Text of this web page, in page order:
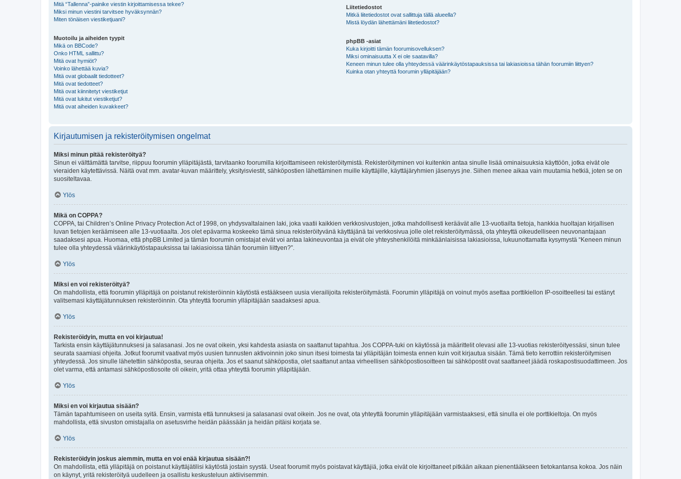
Mitä “Tallenna”-painike viestin kirjoittamisessa tekee?
Miksi minun viestini tarvitsee hyväksynnän?
Miten tönäisen viestiketjuani?
Muotoilu ja aiheiden tyypit
Mikä on BBCode?
Onko HTML sallittu?
Mitä ovat hymiöt?
Voinko lähettää kuvia?
Mitä ovat globaalit tiedotteet?
Mitä ovat tiedotteet?
Mitä ovat kiinnitetyt viestiketjut
Mitä ovat lukitut viestiketjut?
Mitä ovat aiheiden kuvakkeet?
Liitetiedostot
Mitkä liitetiedostot ovat sallittuja tällä alueella?
Mistä löydän lähettämäni liitetiedostot?
phpBB -asiat
Kuka kirjoitti tämän foorumisovelluksen?
Miksi ominaisuutta X ei ole saatavilla?
Keneen minun tulee olla yhteydessä väärinkäytöstapauksissa tai lakiasioissa tähän foorumiin liittyen?
Kuinka otan yhteyttä foorumin ylläpitäjään?
Kirjautumisen ja rekisteröitymisen ongelmat
Miksi minun pitää rekisteröityä?
Sinun ei välttämättä tarvitse, riippuu foorumin ylläpitäjästä, tarvitaanko foorumilla kirjoittamiseen rekisteröitymistä. Rekisteröityminen voi kuitenkin antaa sinulle lisää ominaisuuksia käyttöön, jotka eivät ole
vieraiden käytettävissä. Näitä ovat mm. avatar-kuvan määrittely, yksityisviestit, sähköpostien lähettäminen muille käyttäjille, käyttäjäryhmien jäsenyys jne. Siihen menee aikaa vain muutamia hetkiä, joten se on
suositeltavaa.
Ylös
Mikä on COPPA?
COPPA, tai Children’s Online Privacy Protection Act of 1998, on yhdysvaltalainen laki, joka vaatii kaikkien verkkosivustojen, jotka mahdollisesti keräävät alle 13-vuotiailta tietoja, hankkia huoltajan kirjallisen
luvan tietojen keräämiseen alle 13-vuotiaalta. Jos olet epävarma koskeeko tämä sinua rekisteröityvänä käyttäjänä tai verkkosivua jolle olet rekisteröitymässä, ota yhteyttä oikeudelliseen neuvonantajaan
saadaksesi apua. Huomaa, että phpBB Limited ja tämän foorumin omistajat eivät voi antaa lakineuvontaa ja eivät ole yhteyshenkilöitä minkäänlaisissa lakiasioissa, lukuunottamatta kysymystä “Keneen minun
tulee olla yhteydessä väärinkäytöstapauksissa tai lakiasioissa tähän foorumiin liittyen?”.
Ylös
Miksi en voi rekisteröityä?
On mahdollista, että foorumin ylläpitäjä on poistanut rekisteröinnin käytöstä estääkseen uusia vierailijoita rekisteröitymästä. Foorumin ylläpitäjä on voinut myös asettaa porttikiellon IP-osoitteellesi tai estänyt
valitsemasi käyttäjätunnuksen rekisteröinnin. Ota yhteyttä foorumin ylläpitäjään saadaksesi apua.
Ylös
Rekisteröidyin, mutta en voi kirjautua!
Tarkista ensin käyttäjätunnuksesi ja salasanasi. Jos ne ovat oikein, yksi kahdesta asiasta on saattanut tapahtua. Jos COPPA-tuki on käytössä ja määrittelit olevasi alle 13-vuotias rekisteröityessäsi, sinun tulee
seurata saamiasi ohjeita. Jotkut foorumit vaativat myös uusien tunnusten aktivoinnin joko sinun itsesi toimesta tai ylläpitäjän toimesta ennen kuin voit kirjautua sisään. Tämä tieto kerrottiin rekisteröitymisen
yhteydessä. Jos sinulle lähetettiin sähköpostia, seuraa ohjeita. Jos et saanut sähköpostia, olet saattanut antaa virheellisen sähköpostiosoitteen tai sähköpostit ovat saattaneet jäädä roskapostisuodattimeen. Jos
olet varma, että antamasi sähköpostiosoite oli oikein, yritä ottaa yhteyttä foorumin ylläpitäjään.
Ylös
Miksi en voi kirjautua sisään?
Tämän tapahtumiseen on useita syitä. Ensin, varmista että tunnuksesi ja salasanasi ovat oikein. Jos ne ovat, ota yhteyttä foorumin ylläpitäjään varmistaaksesi, että sinulla ei ole porttikieltoja. On myös
mahdollista, että sivuston omistajalla on asetusvirhe heidän päässään ja heidän pitäisi korjata se.
Ylös
Rekisteröidyin joskus aiemmin, mutta en voi enää kirjautua sisään?!
On mahdollista, että ylläpitäjä on poistanut käyttäjätilisi käytöstä jostain syystä. Useat foorumit myös poistavat käyttäjiä, jotka eivät ole kirjoittaneet pitkään aikaan pienentääkseen tietokantansa kokoa. Jos näin
on käynyt, yritä rekisteröityä uudelleen ja osallistu keskusteluun aktiivisemmin.